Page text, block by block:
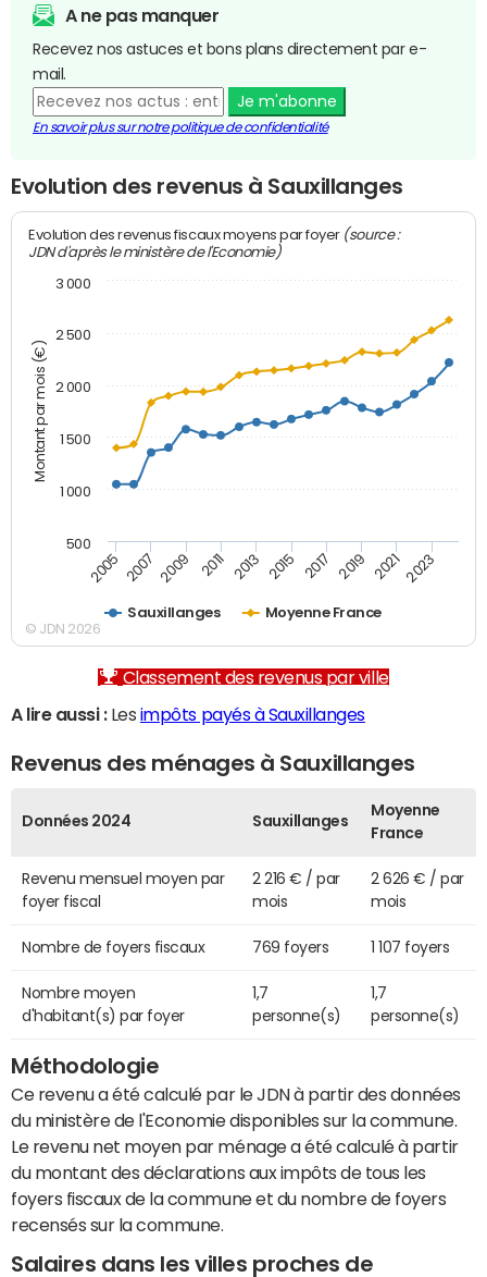
A ne pas manquer
Recevez nos astuces et bons plans directement par e-
mail.
Je m'abonne
En savoir plus sur notre politique de confidentialité
Evolution des revenus à Sauxillanges
Montant par mois (€)
Evolution des revenus fiscaux moyens par foyer (source :
JDN d'après le ministère de l'Economie)
Sauxillanges Moyenne France
2005 2007 2009 2011 2013 2015 2017 2019 2021 2023
500
1 000
1 500
2 000
2 500
3 000
© JDN 2026
Classement des revenus par ville
A lire aussi :Les impôts payés à Sauxillanges
Revenus des ménages à Sauxillanges
Données 2024 Sauxillanges
Moyenne
France
Revenu mensuel moyen par
foyer fiscal
2 216 € / par
mois
2 626 € / par
mois
Nombre de foyers fiscaux 769 foyers 1 107 foyers
Nombre moyen
d'habitant(s) par foyer
1,7
personne(s)
1,7
personne(s)
Méthodologie
Ce revenu a été calculé par le JDN à partir des données
du ministère de l'Economie disponibles sur la commune.
Le revenu net moyen par ménage a été calculé à partir
du montant des déclarations aux impôts de tous les
foyers fiscaux de la commune et du nombre de foyers
recensés sur la commune.
Salaires dans les villes proches de